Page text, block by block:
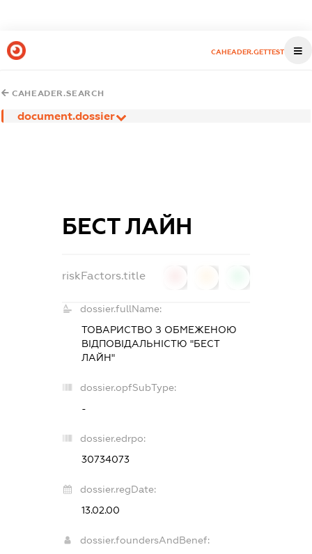
CAHEADER.GETTEST
CAHEADER.SEARCH
document.dossier
БЕСТ ЛАЙН
riskFactors.title
dossier.fullName:
ТОВАРИСТВО З ОБМЕЖЕНОЮ
ВІДПОВІДАЛЬНІСТЮ "БЕСТ
ЛАЙН"
dossier.opfSubType:
-
dossier.edrpo:
30734073
dossier.regDate:
13.02.00
dossier.foundersAndBenef: